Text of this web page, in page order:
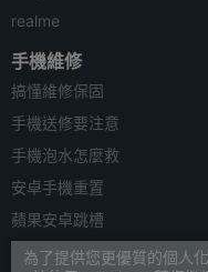
realme
手機維修
搞懂維修保固
手機送修要注意
手機泡水怎麼救
安卓手機重置
蘋果安卓跳槽
安卓資料轉移
為了提供您更優質的個人